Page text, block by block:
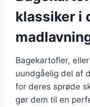
klassiker i
Bagekartofler,
uundgåelig del af
for deres sprøde
gør dem til en